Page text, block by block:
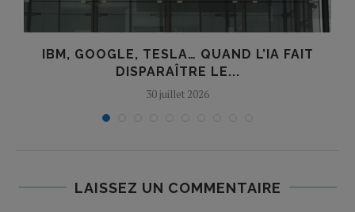
IBM, GOOGLE, TESLA… QUAND L’IA FAIT
DISPARAÎTRE LE...
30 juillet 2026
LAISSEZ UN COMMENTAIRE